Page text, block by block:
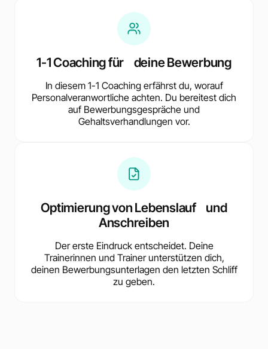
1-1 Coaching für deine Bewerbung
In diesem 1-1 Coaching erfährst du, worauf
Personalveranwortliche achten. Du bereitest dich
auf Bewerbungsgespräche und
Gehaltsverhandlungen vor.
Optimierung von Lebenslauf und
Anschreiben
Der erste Eindruck entscheidet. Deine
Trainerinnen und Trainer unterstützen dich,
deinen Bewerbungsunterlagen den letzten Schliff
zu geben.